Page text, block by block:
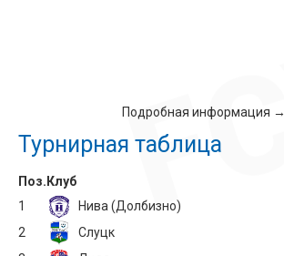
Подробная информация →
Турнирная таблица
Поз.Клуб
1
Нива (Долбизно)
2
Слуцк